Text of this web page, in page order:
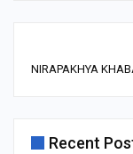
NIRAPAKHYA
Recent